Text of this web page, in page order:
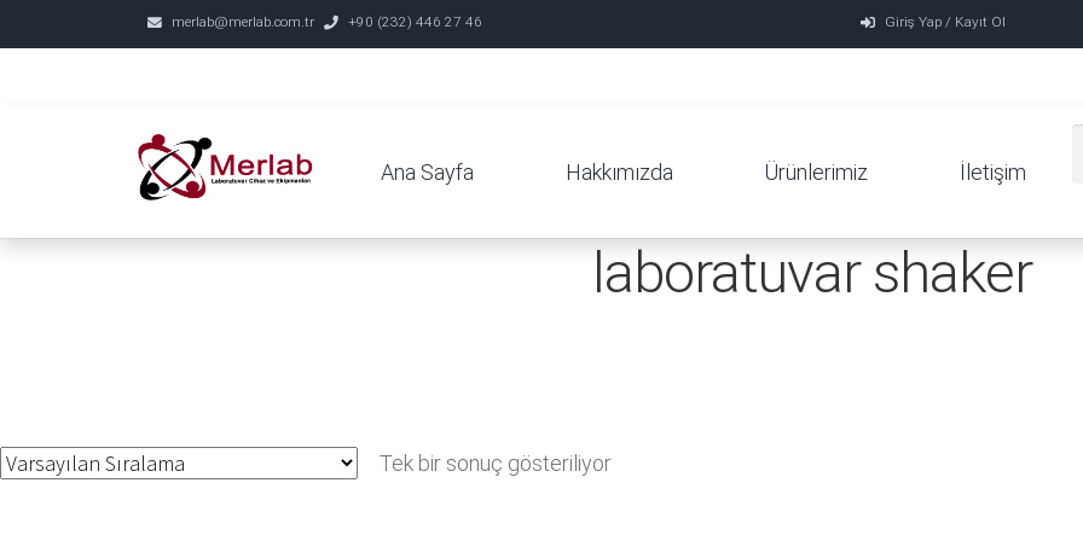
merlab@merlab.com.tr +90 (232) 446 27 46 Giriş Yap / Kayıt Ol
Ana Sayfa Hakkımızda Ürünlerimiz İletişim
laboratuvar shaker
Tek bir sonuç gösteriliyor